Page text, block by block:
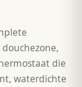
die
waterdichte